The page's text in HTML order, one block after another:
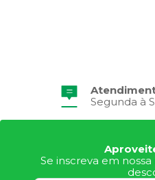
Segunda à
Se inscreva em